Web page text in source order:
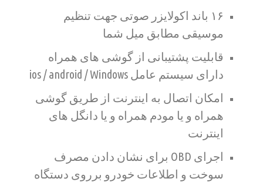
۱۶ باند اکولایزر صوتی جهت تنظیم
موسیقی مطابق میل شما
قابلیت پشتیبانی از گوشی های همراه
دارای سیستم عامل ios / android / Windows
امکان اتصال به اینترنت از طریق گوشی
همراه و یا مودم همراه و یا دانگل های
اینترنت
اجرای OBD برای نشان دادن مصرف
سوخت و اطلاعات خودرو برروی دستگاه